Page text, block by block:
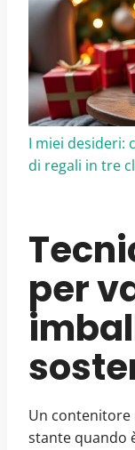
I miei desideri:
di regali in tre
per
Un contenitore
stante quando